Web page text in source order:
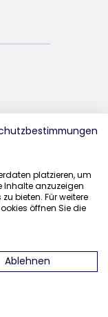
nas na Facebooku
znajdź nas
platzieren, um
Inhalte anzuzeigen
bieten. Für weitere
öffnen Sie die
Ablehnen